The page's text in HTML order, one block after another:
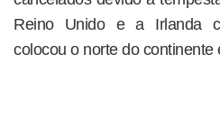
Reino Unido e a Irlanda
colocou o norte do continente